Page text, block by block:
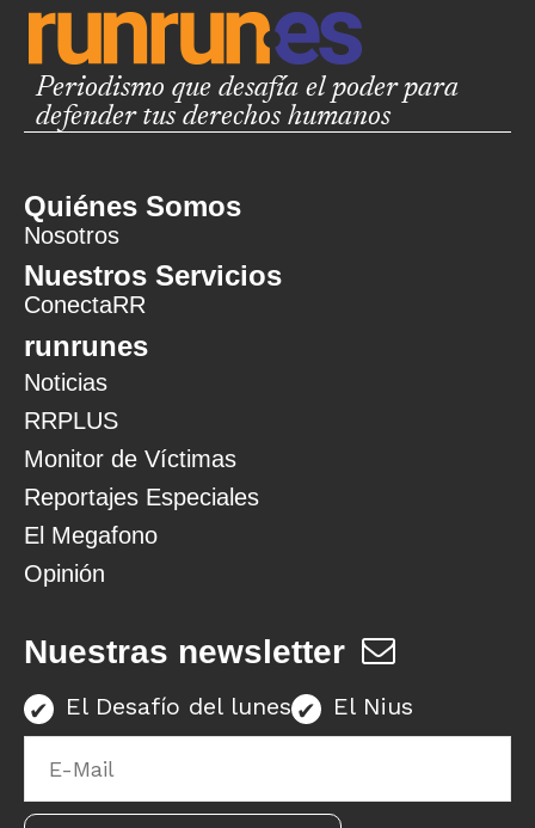
Periodismo que desafía el poder para
defender tus derechos humanos
Quiénes Somos
Nosotros
Nuestros Servicios
ConectaRR
runrunes
Noticias
RRPLUS
Monitor de Víctimas
Reportajes Especiales
El Megafono
Opinión
Nuestras newsletter
El Desafío del lunes El Nius